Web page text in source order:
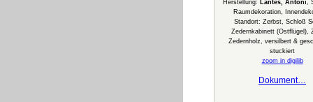
Herstellung: Lantes, Antoni,
Raumdekoration,
Standort: Zerbst, Schloß
Zedernkabinett (Ostflügel),
Zedernholz, versilbert &
stuckiert
zoom in digilib
Dokument…